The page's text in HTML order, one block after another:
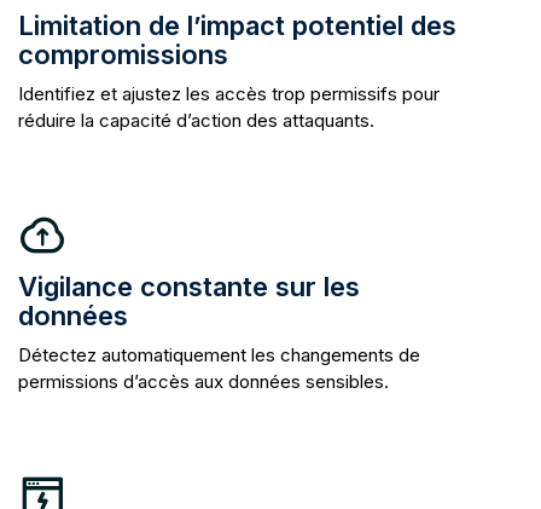
Limitation de l’impact potentiel des
compromissions
Identifiez et ajustez les accès trop permissifs pour
réduire la capacité d’action des attaquants.
Vigilance constante sur les
données
Détectez automatiquement les changements de
permissions d’accès aux données sensibles.